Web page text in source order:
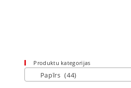
Produktu kategorijas
Papīrs (44)